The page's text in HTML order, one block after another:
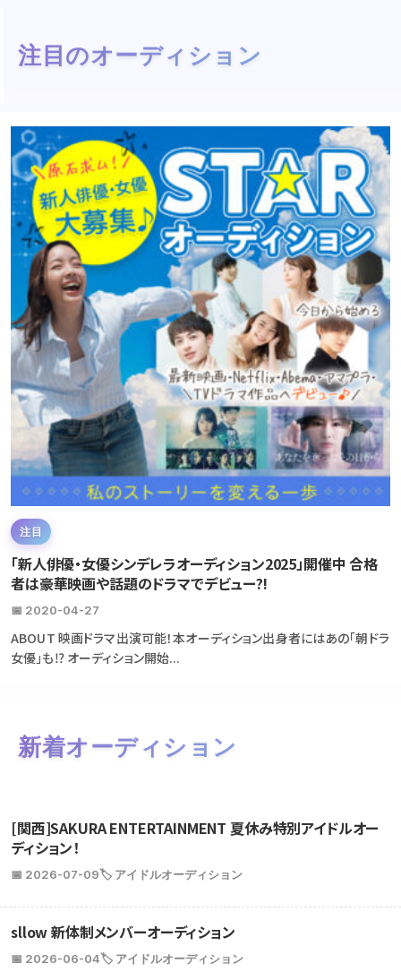
注目のオーディション
注目
「新人俳優・女優シンデレラオーディション2025」開催中 合格
者は豪華映画や話題のドラマでデビュー?!
📅 2020-04-27
ABOUT 映画ドラマ出演可能！本オーディション出身者にはあの「朝ドラ
女優」も⁉ オーディション開始...
新着オーディション
[関西]SAKURA ENTERTAINMENT 夏休み特別アイドルオー
ディション！
📅 2026-07-09🏷️ アイドルオーディション
sllow 新体制メンバーオーディション
📅 2026-06-04🏷️ アイドルオーディション